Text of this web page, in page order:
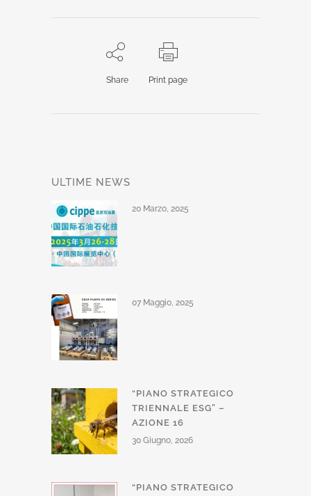
Share Print page
ULTIME NEWS
20 Marzo, 2025
07 Maggio, 2025
“PIANO STRATEGICO
TRIENNALE ESG” –
AZIONE 16
30 Giugno, 2026
“PIANO STRATEGICO